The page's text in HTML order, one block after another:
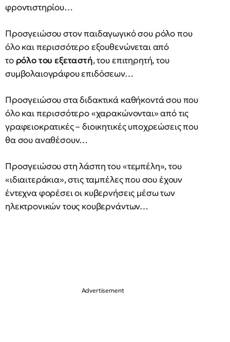
φροντιστηρίου…
Προσγειώσου στον παιδαγωγικό σου ρόλο που
όλο και περισσότερο εξουθενώνεται από
το ρόλο του εξεταστή, του επιτηρητή, του
συμβολαιογράφου επιδόσεων…
Προσγειώσου στα διδακτικά καθήκοντά σου που
όλο και περισσότερο «χαρακώνονται» από τις
γραφειοκρατικές – διοικητικές υποχρεώσεις που
θα σου αναθέσουν…
Προσγειώσου στη λάσπη του «τεμπέλη», του
«ιδιαιτεράκια», στις ταμπέλες που σου έχουν
έντεχνα φορέσει οι κυβερνήσεις μέσω των
ηλεκτρονικών τους κουβερνάντων…